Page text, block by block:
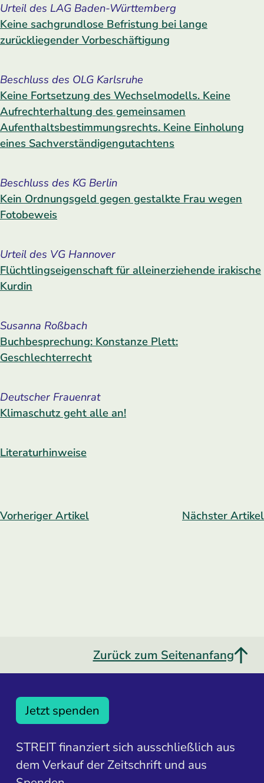
Urteil des LAG Baden-Württemberg
Keine sachgrundlose Befristung bei lange
zurückliegender Vorbeschäftigung
Beschluss des OLG Karlsruhe
Keine Fortsetzung des Wechselmodells. Keine
Aufrechterhaltung des gemeinsamen
Aufenthaltsbestimmungsrechts. Keine Einholung
eines Sachverständigen­gutachtens
Beschluss des KG Berlin
Kein Ordnungsgeld gegen gestalkte Frau wegen
Fotobeweis
Urteil des VG Hannover
Flüchtlingseigenschaft für alleinerziehende irakische
Kurdin
Susanna Roßbach
Buchbesprechung: Konstanze Plett:
Geschlechterrecht
Deutscher Frauenrat
Klimaschutz geht alle an!
Literaturhinweise
Vorheriger Artikel Nächster Artikel
Zurück zum Seitenanfang
Jetzt spenden
STREIT finanziert sich ausschließlich aus
dem Verkauf der Zeitschrift und aus